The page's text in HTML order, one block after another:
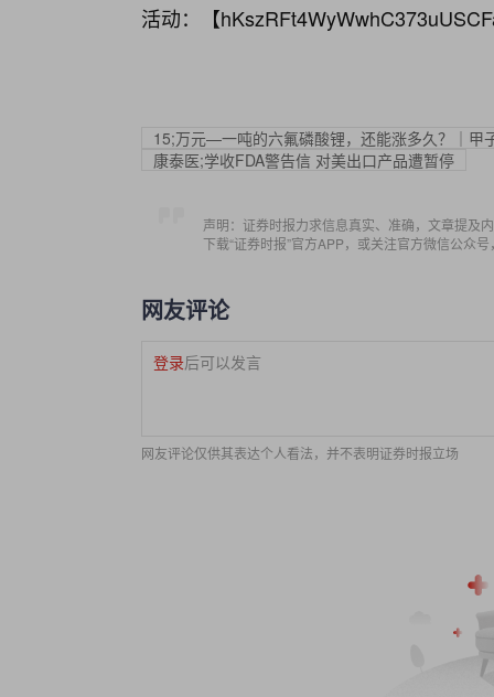
活动：【
15;万元—一吨的六氟磷酸锂，还能涨多久？｜甲
康泰医;学收FDA警告信 对美出口产品遭暂停
声明：证券时报力求信息真实、准确，文章提及
下载“证券时报”官方APP，或关注官方微信公众
网友评论
登录后可以发言
网友评论仅供其表达个人看法，并不表明证券时报立场